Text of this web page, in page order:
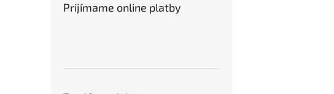
Prijímame online platby